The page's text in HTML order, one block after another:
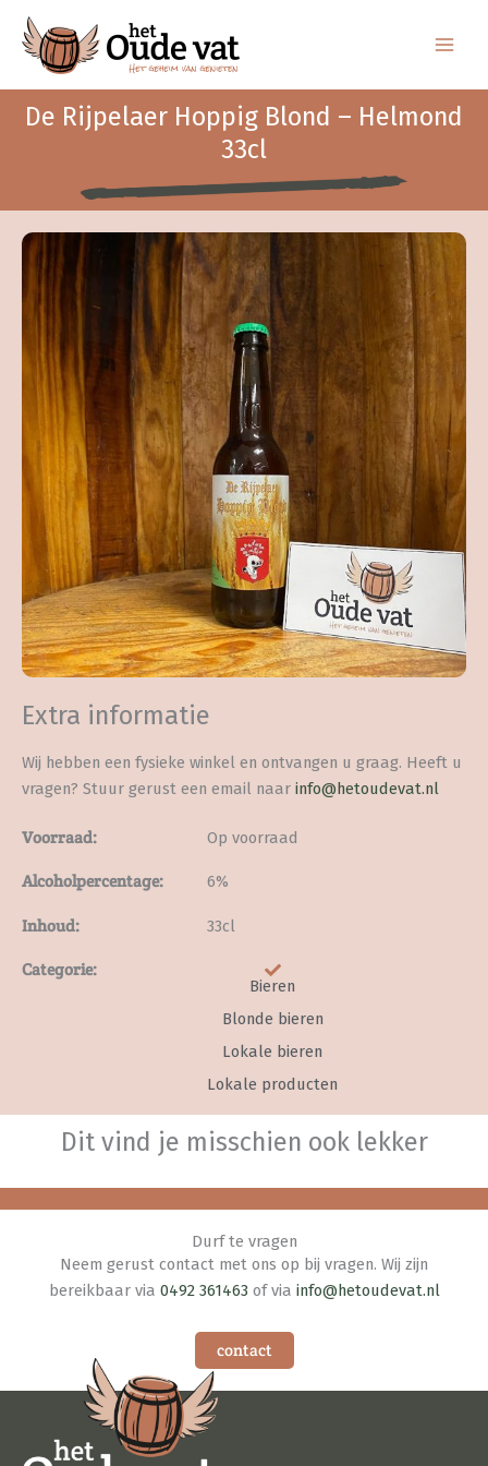
naar
inhoud
De Rijpelaer Hoppig Blond – Helmond
33cl
Extra informatie
Wij hebben een fysieke winkel en ontvangen u graag. Heeft u
vragen? Stuur gerust een email naar info@hetoudevat.nl
Voorraad: Op voorraad
Alcoholpercentage: 6%
Inhoud: 33cl
Categorie:
Bieren
Blonde bieren
Lokale bieren
Lokale producten
Dit vind je misschien ook lekker
Durf te vragen
Neem gerust contact met ons op bij vragen. Wij zijn
bereikbaar via 0492 361463 of via info@hetoudevat.nl
contact